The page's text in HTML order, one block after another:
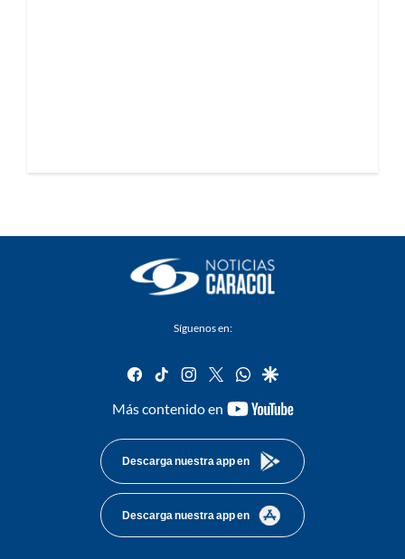
Síguenos en:
facebook
tiktok instagram
twitterwhatsapp
google
Más contenido en
youtube-
Descarga nuestra app en
Descarga nuestra app en